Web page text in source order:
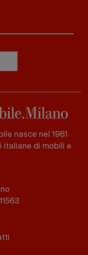
nasce nel 1961
italiane di mobili e